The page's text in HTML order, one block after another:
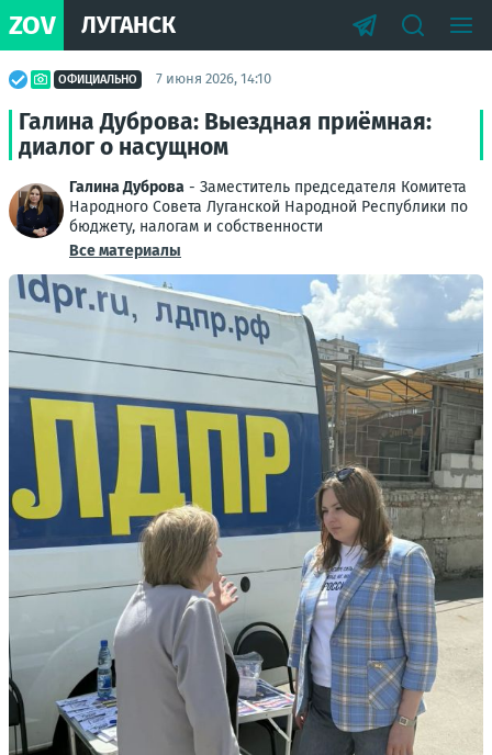
ZOV ЛУГАНСК
ОФИЦИАЛЬНО 7 июня 2026, 14:10
Галина Дуброва: Выездная приёмная:
диалог о насущном
Галина Дуброва - Заместитель председателя Комитета
Народного Совета Луганской Народной Республики по
бюджету, налогам и собственности
Все материалы